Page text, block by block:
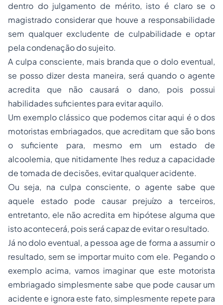
dentro do julgamento de mérito, isto é claro se o
magistrado considerar que houve a responsabilidade
sem qualquer excludente de culpabilidade e optar
pela condenação do sujeito.
A culpa consciente, mais branda que o dolo eventual,
se posso dizer desta maneira, será quando o agente
acredita que não causará o dano, pois possui
habilidades suficientes para evitar aquilo.
Um exemplo clássico que podemos citar aqui é o dos
motoristas embriagados, que acreditam que são bons
o suficiente para, mesmo em um estado de
alcoolemia, que nitidamente lhes reduz a capacidade
de tomada de decisões, evitar qualquer acidente.
Ou seja, na culpa consciente, o agente sabe que
aquele estado pode causar prejuízo a terceiros,
entretanto, ele não acredita em hipótese alguma que
isto acontecerá, pois será capaz de evitar o resultado.
Já no dolo eventual, a pessoa age de forma a assumir o
resultado, sem se importar muito com ele. Pegando o
exemplo acima, vamos imaginar que este motorista
embriagado simplesmente sabe que pode causar um
acidente e ignora este fato, simplesmente repete para